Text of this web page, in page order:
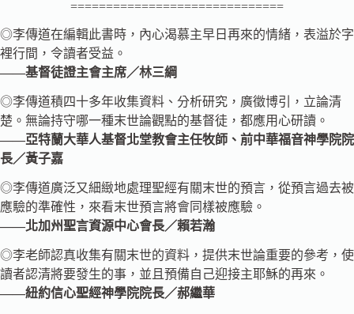
==============================
◎李傳道在編輯此書時，內心渴慕主早日再來的情緒，表溢於字
裡行間，令讀者受益。
——基督徒證主會主席／林三綱
◎李傳道積四十多年收集資料、分析研究，廣徵博引，立論清
楚。無論持守哪一種末世論觀點的基督徒，都應用心研讀。
——亞特蘭大華人基督北堂教會主任牧師、前中華福音神學院院
長／黃子嘉
◎李傳道廣泛又細緻地處理聖經有關末世的預言，從預言過去被
應驗的準確性，來看末世預言將會同樣被應驗。
——北加州聖言資源中心會長／賴若瀚
◎李老師認真收集有關末世的資料，提供末世論重要的參考，使
讀者認清將要發生的事，並且預備自己迎接主耶穌的再來。
——紐約信心聖經神學院院長／郝繼華